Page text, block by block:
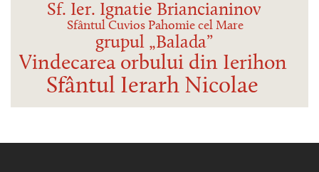
Sf. Ier. Ignatie Briancianinov
Sfântul Cuvios Pahomie cel Mare
grupul „Balada”
Vindecarea orbului din Ierihon
Sfântul Ierarh Nicolae